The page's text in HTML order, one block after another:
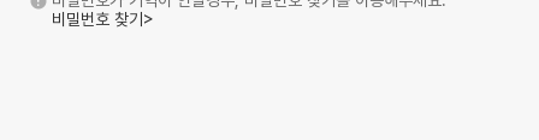
비밀번호 찾기>